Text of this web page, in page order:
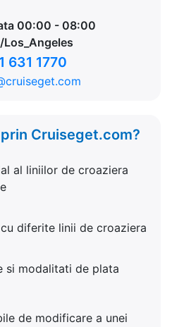
00:00 - 08:00
631 1770
Cruiseget.com?
al liniilor de croaziera
diferite linii de croaziera
si modalitati de plata
de modificare a unei